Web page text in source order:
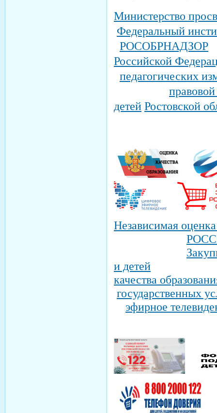
Министерство
Федеральный
РОСОБРНАДЗОР
Российской
педагогических
детей Ростовской
Независимая
и детей
качества
государственных
эфирное